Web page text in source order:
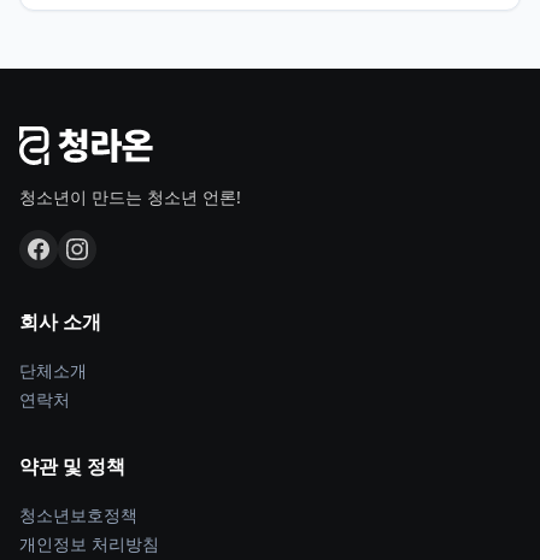
청소년이 만드는 청소년 언론!
회사 소개
단체소개
연락처
약관 및 정책
청소년보호정책
개인정보 처리방침